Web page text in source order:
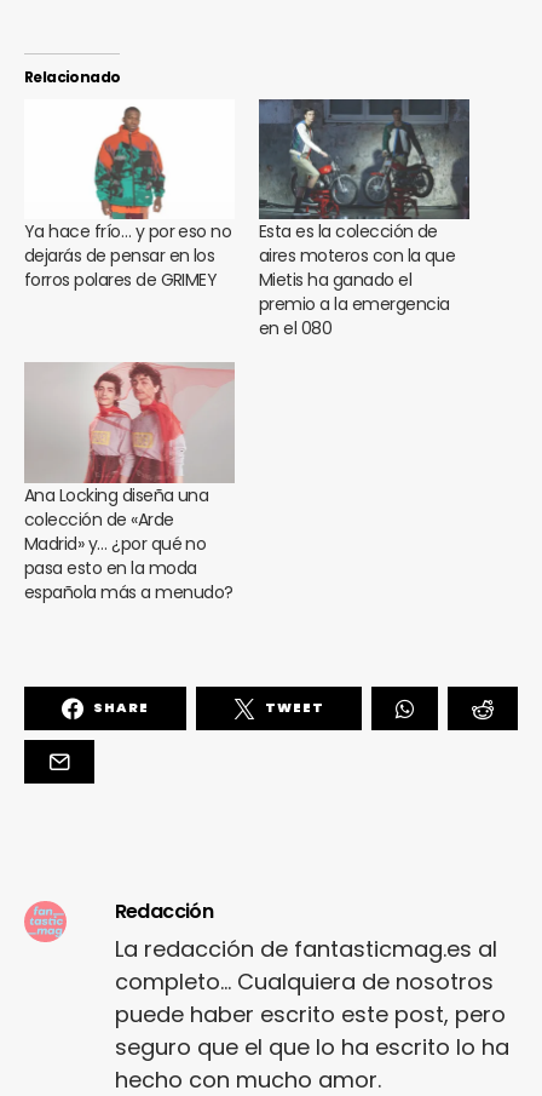
Relacionado
Ya hace frío… y por eso no
dejarás de pensar en los
forros polares de GRIMEY
Esta es la colección de
aires moteros con la que
Mietis ha ganado el
premio a la emergencia
en el 080
Ana Locking diseña una
colección de «Arde
Madrid» y… ¿por qué no
pasa esto en la moda
española más a menudo?
SHARE TWEET
Redacción
La redacción de fantasticmag.es al
completo... Cualquiera de nosotros
puede haber escrito este post, pero
seguro que el que lo ha escrito lo ha
hecho con mucho amor.